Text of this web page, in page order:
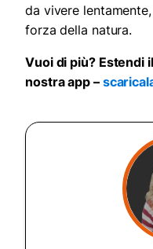
da vivere
forza della natura.
Vuoi di più? Estendi
nostra app –